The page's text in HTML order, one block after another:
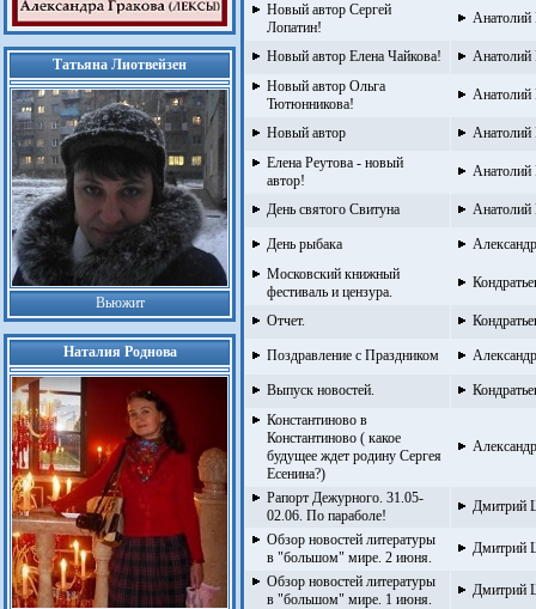
Татьяна Лиотвейзен
Вьюжит
Наталия Роднова
Новый автор Сергей
Лопатин!
Анатолий
Новый автор Елена Чайкова!
Анатолий
Новый автор Ольга
Тютюнникова!
Анатолий
Новый автор
Анатолий
Елена Реутова - новый
автор!
Анатолий
День святого Свитуна Анатолий
День рыбака
Московский книжный
фестиваль и цензура.
Отчет.
Поздравление с Праздником
Выпуск новостей.
Константиново в
Константиново ( какое
будущее ждет родину Сергея
Есенина?)
Рапорт Дежурного. 31.05-
02.06. По параболе!
Дмитрий
Обзор новостей литературы
в "большом" мире. 2 июня.
Дмитрий
Обзор новостей литературы
в "большом" мире. 1 июня.
Дмитрий